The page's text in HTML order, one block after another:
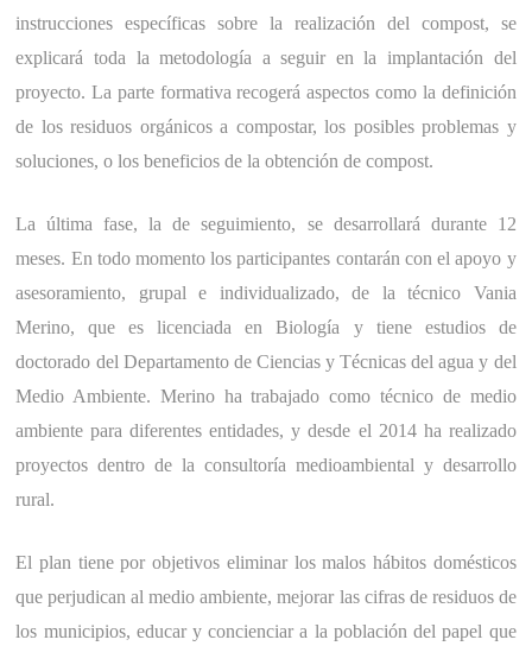
instrucciones específicas sobre la realización del compost, se
explicará toda la metodología a seguir en la implantación del
proyecto. La parte formativa recogerá aspectos como la definición
de los residuos orgánicos a compostar, los posibles problemas y
soluciones, o los beneficios de la obtención de compost.
La última fase, la de seguimiento, se desarrollará durante 12
meses. En todo momento los participantes contarán con el apoyo y
asesoramiento, grupal e individualizado, de la técnico Vania
Merino, que es licenciada en Biología y tiene estudios de
doctorado del Departamento de Ciencias y Técnicas del agua y del
Medio Ambiente. Merino ha trabajado como técnico de medio
ambiente para diferentes entidades, y desde el 2014 ha realizado
proyectos dentro de la consultoría medioambiental y desarrollo
rural.
El plan tiene por objetivos eliminar los malos hábitos domésticos
que perjudican al medio ambiente, mejorar las cifras de residuos de
los municipios, educar y concienciar a la población del papel que